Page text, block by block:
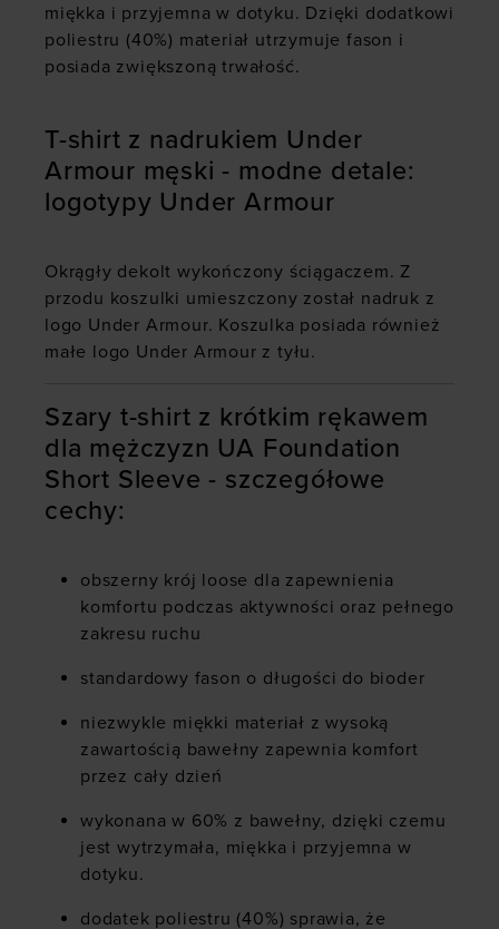
miękka i przyjemna w dotyku. Dzięki dodatkowi
poliestru (40%) materiał utrzymuje fason i
posiada zwiększoną trwałość.
T-shirt z nadrukiem Under
Armour męski - modne detale:
logotypy Under Armour
Okrągły dekolt wykończony ściągaczem. Z
przodu koszulki umieszczony został nadruk z
logo Under Armour. Koszulka posiada również
małe logo Under Armour z tyłu.
Szary t-shirt z krótkim rękawem
dla mężczyzn UA Foundation
Short Sleeve - szczegółowe
cechy:
obszerny krój loose dla zapewnienia
komfortu podczas aktywności oraz pełnego
zakresu ruchu
standardowy fason o długości do bioder
niezwykle miękki materiał z wysoką
zawartością bawełny zapewnia komfort
przez cały dzień
wykonana w 60% z bawełny, dzięki czemu
jest wytrzymała, miękka i przyjemna w
dotyku.
dodatek poliestru (40%) sprawia, że